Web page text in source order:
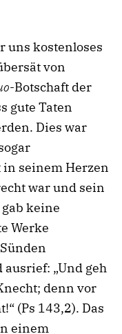
uns kostenloses
von
-Botschaft der
gute Taten
Dies war
seinem Herzen
war und sein
keine
Werke
„Und geh
denn vor
(Ps 143,2). Das
einem